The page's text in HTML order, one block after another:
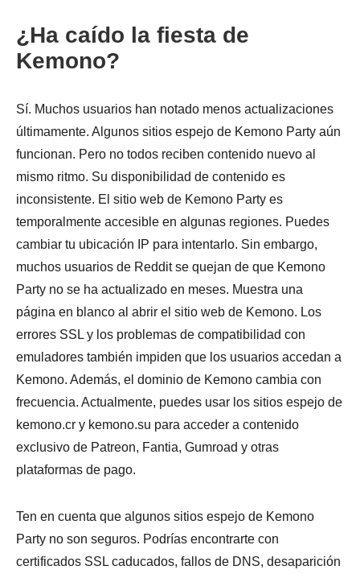
¿Ha caído la fiesta de
Kemono?
Sí. Muchos usuarios han notado menos actualizaciones
últimamente. Algunos sitios espejo de Kemono Party aún
funcionan. Pero no todos reciben contenido nuevo al
mismo ritmo. Su disponibilidad de contenido es
inconsistente. El sitio web de Kemono Party es
temporalmente accesible en algunas regiones. Puedes
cambiar tu ubicación IP para intentarlo. Sin embargo,
muchos usuarios de Reddit se quejan de que Kemono
Party no se ha actualizado en meses. Muestra una
página en blanco al abrir el sitio web de Kemono. Los
errores SSL y los problemas de compatibilidad con
emuladores también impiden que los usuarios accedan a
Kemono. Además, el dominio de Kemono cambia con
frecuencia. Actualmente, puedes usar los sitios espejo de
kemono.cr y kemono.su para acceder a contenido
exclusivo de Patreon, Fantia, Gumroad y otras
plataformas de pago.
Ten en cuenta que algunos sitios espejo de Kemono
Party no son seguros. Podrías encontrarte con
certificados SSL caducados, fallos de DNS, desaparición